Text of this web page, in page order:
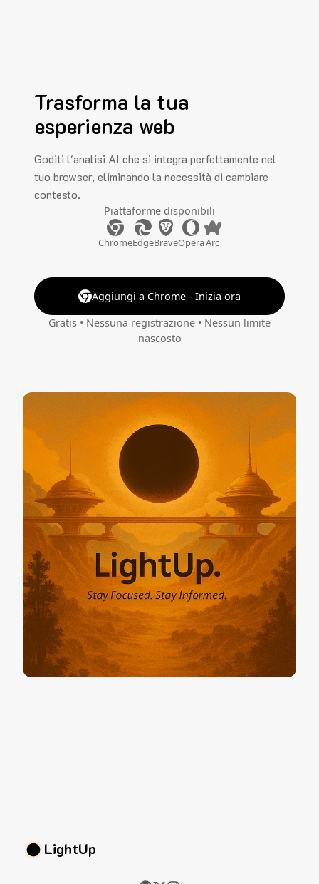
Trasforma la tua
esperienza web
Goditi l'analisi AI che si integra perfettamente nel
tuo browser, eliminando la necessità di cambiare
contesto.
Piattaforme disponibili
ChromeEdgeBraveOperaArc
Aggiungi a Chrome - Inizia ora
Gratis • Nessuna registrazione • Nessun limite
nascosto
LightUp